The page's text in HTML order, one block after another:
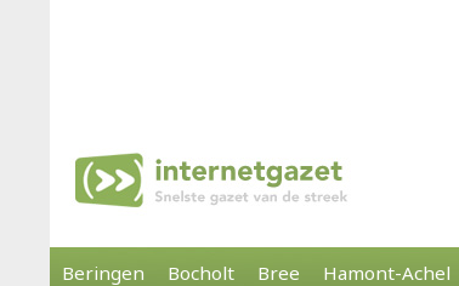
Beringen Bocholt Bree Hamont-Achel